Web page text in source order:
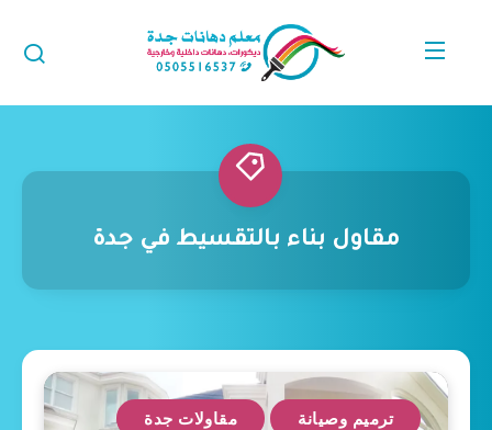
مقاول بناء بالتقسيط في جدة
ترميم وصيانة مقاولات جدة